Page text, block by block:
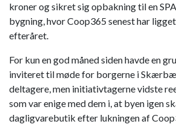
kroner og sikret sig opbakning til en
bygning, hvor Coop365 senest har
efteråret.
For kun en god måned siden havde en
inviteret til møde for borgerne i
deltagere, men initiativtagerne vidste
som var enige med dem i, at byen igen
dagligvarebutik efter lukningen af